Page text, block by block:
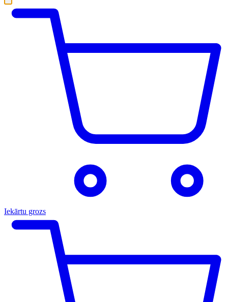
Iekārtu grozs